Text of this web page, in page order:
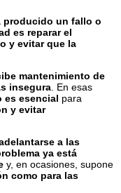
producido un fallo o
es reparar el
y evitar que la
mantenimiento de
insegura . En esas
es esencial para
y evitar
a las
ya está
y, en ocasiones, supone
como para las